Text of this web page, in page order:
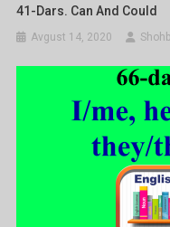
41-Dars. Can And Could
Avgust 14, 2020